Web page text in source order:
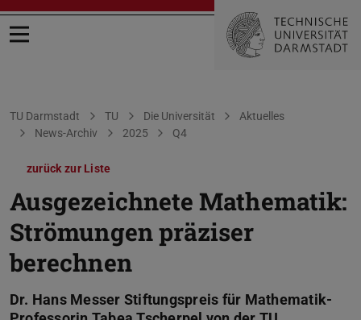
Menü öffnen
Sie befinden sich hier:
TU Darmstadt TU Die Universität
Aktuelles
News-Archiv
2025 Q4
zurück zur Liste
Ausgezeichnete Mathematik:
Strömungen präziser
berechnen
Dr. Hans Messer Stiftungspreis für Mathematik-